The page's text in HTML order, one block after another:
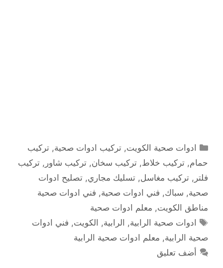
التصنيفات
ادوات صحية الكويت,تركيب ادوات صحية,تركيب
حمام, تركيب خلاط, تركيب سخان, تركيب شاور , تركيب
فلتر , تركيب مغاسل, تسليك مجاري, تصليح ادوات
صحية, سباك, فني ادوات صحية, فني ادوات صحية
مناطق الكويت, معلم ادوات صحية
الوسوم
ادوات صحية الرابية, الرابية, الكويت, فني ادوات
صحية الرابية, معلم ادوات صحية الرابية
أضف تعليق